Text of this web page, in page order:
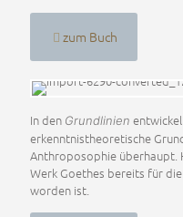
zum Buch
In den Grundlinien
erkenntnistheoretische
Anthroposophie überhaupt.
Werk Goethes bereits für
worden ist.